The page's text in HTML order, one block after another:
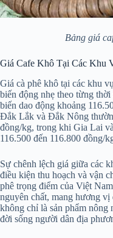
Bảng giá
Giá Cafe Khô Tại Các Khu
Giá cà phê khô tại các khu
biến động nhẹ theo từng
biến dao động khoảng
Đắk Lắk và Đắk Nông
đồng/kg, trong khi Gia Lai
116.500 đến 116.800 đồng/
Sự chênh lệch giá giữa các
điều kiện thu hoạch và vận
phê trọng điểm của Việt
nguyên chất, mang hương
không chỉ là sản phẩm nông
đời sống người dân địa